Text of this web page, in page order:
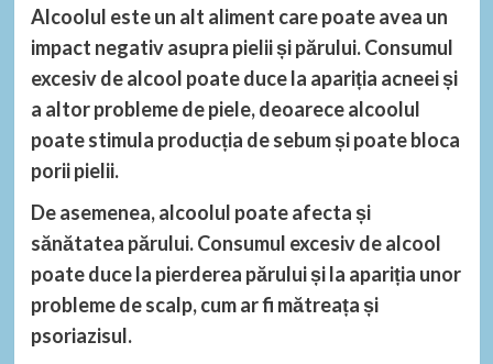
Alcoolul este un alt aliment care poate avea un
impact negativ asupra pielii și părului. Consumul
excesiv de alcool poate duce la apariția acneei și
a altor probleme de piele, deoarece alcoolul
poate stimula producția de sebum și poate bloca
porii pielii.
De asemenea, alcoolul poate afecta și
sănătatea părului. Consumul excesiv de alcool
poate duce la pierderea părului și la apariția unor
probleme de scalp, cum ar fi mătreața și
psoriazisul.